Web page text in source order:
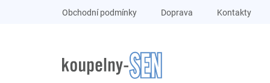
Obchodní podmínky Doprava Kontakty